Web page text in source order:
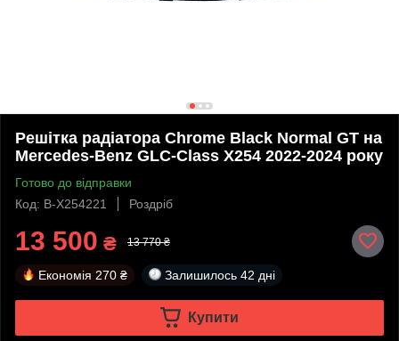
Решітка радіатора Chrome Black Normal GT на
Mercedes-Benz GLC-Class X254 2022-2024 року
Готово до відправки
Код: B-X254221
Роздріб
13 500 ₴ 13 770 ₴
Економія 270 ₴ Залишилось 42 дні
Купити